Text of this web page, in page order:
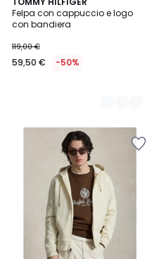
Felpa con cappuccio e logo
con bandiera
119,00 €
59,50 € -50%
2
Colori